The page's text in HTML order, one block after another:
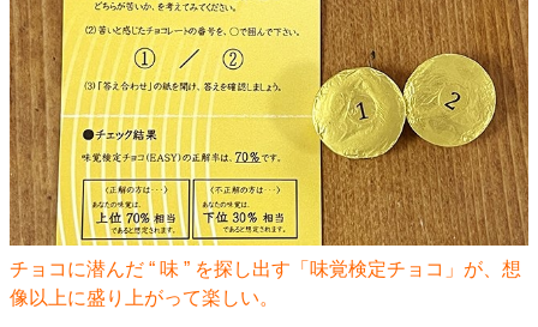
チョコに潜んだ “ 味 ” を探し出す「味覚検定チョコ」が、想
像以上に盛り上がって楽しい。